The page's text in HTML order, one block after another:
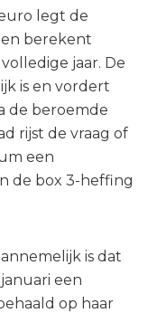
legt de
en berekent
jaar. De
is en vordert
de beroemde
rijst de vraag of
een
de box 3-heffing
is dat
een
op haar